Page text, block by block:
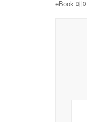
eBook 페